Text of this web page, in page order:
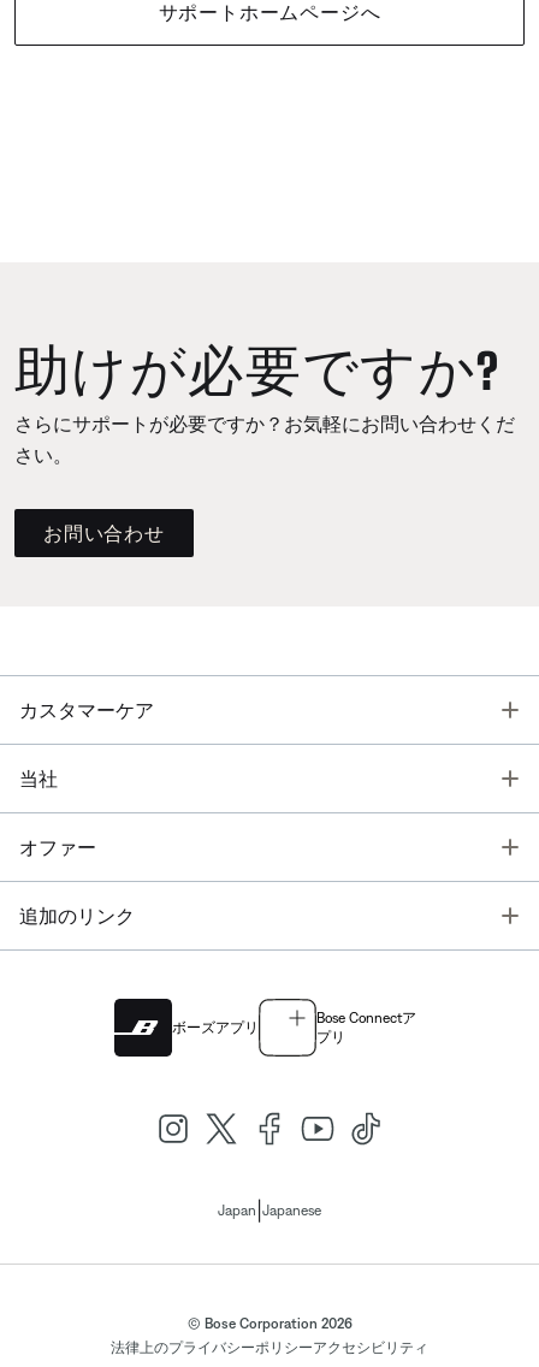
サポートホームページへ
助けが必要ですか?
さらにサポートが必要ですか？お気軽にお問い合わせくだ
さい。
お問い合わせ
カスタマーケア
当社
オファー
追加のリンク
ボーズアプリ
Bose Connectア
プリ
Japan Japanese
© Bose Corporation 2026
法律上のプライバシーポリシーアクセシビリティ